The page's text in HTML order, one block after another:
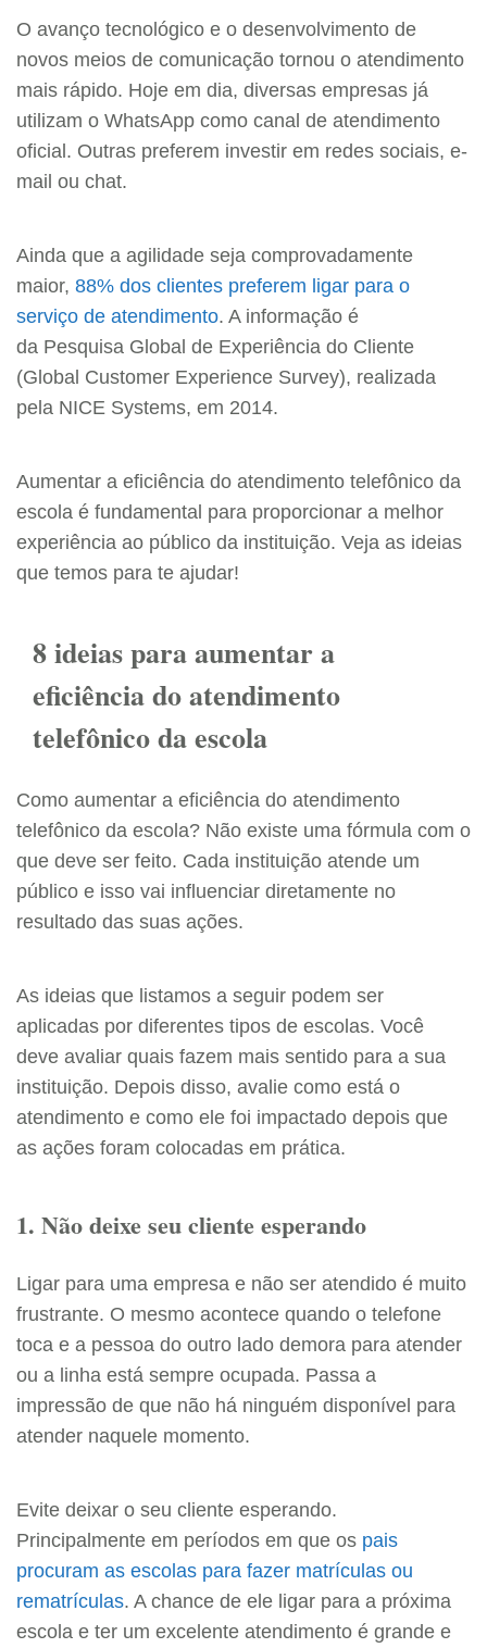
O avanço tecnológico e o desenvolvimento de
novos meios de comunicação tornou o atendimento
mais rápido. Hoje em dia, diversas empresas já
utilizam o WhatsApp como canal de atendimento
oficial. Outras preferem investir em redes sociais, e-
mail ou chat.
Ainda que a agilidade seja comprovadamente
maior, 88% dos clientes preferem ligar para o
serviço de atendimento. A informação é
da Pesquisa Global de Experiência do Cliente
(Global Customer Experience Survey), realizada
pela NICE Systems, em 2014.
Aumentar a eficiência do atendimento telefônico da
escola é fundamental para proporcionar a melhor
experiência ao público da instituição. Veja as ideias
que temos para te ajudar!
8 ideias para aumentar a
eficiência do atendimento
telefônico da escola
Como aumentar a eficiência do atendimento
telefônico da escola? Não existe uma fórmula com o
que deve ser feito. Cada instituição atende um
público e isso vai influenciar diretamente no
resultado das suas ações.
As ideias que listamos a seguir podem ser
aplicadas por diferentes tipos de escolas. Você
deve avaliar quais fazem mais sentido para a sua
instituição. Depois disso, avalie como está o
atendimento e como ele foi impactado depois que
as ações foram colocadas em prática.
1. Não deixe seu cliente esperando
Ligar para uma empresa e não ser atendido é muito
frustrante. O mesmo acontece quando o telefone
toca e a pessoa do outro lado demora para atender
ou a linha está sempre ocupada. Passa a
impressão de que não há ninguém disponível para
atender naquele momento.
Evite deixar o seu cliente esperando.
Principalmente em períodos em que os pais
procuram as escolas para fazer matrículas ou
rematrículas. A chance de ele ligar para a próxima
escola e ter um excelente atendimento é grande e